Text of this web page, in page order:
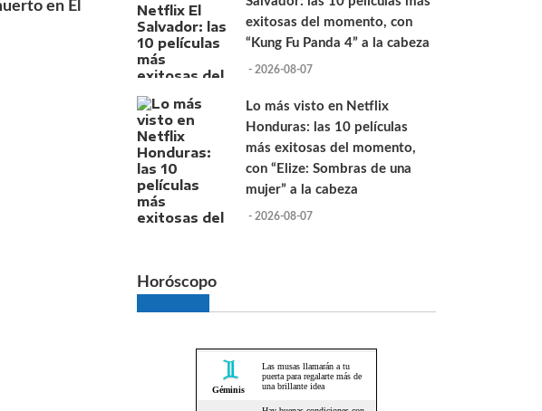
en El
exitosas del momento, con
“Kung Fu Panda 4” a la cabeza
- 2026-08-07
Lo más visto en Netflix
Honduras: las 10 películas
más exitosas del momento,
con “Elize: Sombras de una
mujer” a la cabeza
- 2026-08-07
Horóscopo